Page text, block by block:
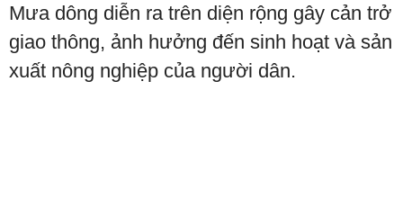
Mưa dông diễn ra trên diện rộng gây cản trở
giao thông, ảnh hưởng đến sinh hoạt và sản
xuất nông nghiệp của người dân.